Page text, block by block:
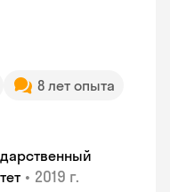
8 лет опыта
• 2019 г.